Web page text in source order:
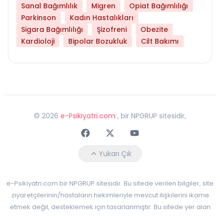
Sanal Bağımlılık
Migren
Opiat Bağımlılığı
Parkinson
Kadın Hastalıkları
Sigara Bağımlılığı
Şizofreni
Obezite
Kardioloji
Bipolar Bozukluk Cilt Bakımı
© 2026 e-Psikiyatri.com , bir NPGRUP sitesidir,
FaceebokTwitterYoutube
Yukarı Çık
e-Psikiyatri.com bir NPGRUP sitesidir. Bu sitede verilen bilgiler, site
ziyaretçilerinin/hastaların hekimleriyle mevcut ilişkilerini ikame
etmek değil, desteklemek için tasarlanmıştır. Bu sitede yer alan